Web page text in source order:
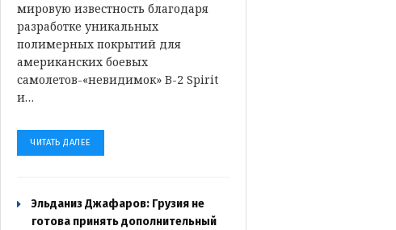
мировую известность благодаря
разработке уникальных
полимерных покрытий для
американских боевых
самолетов-«невидимок» B-2 Spirit
и…
ЧИТАТЬ ДАЛЕЕ
Эльданиз Джафаров: Грузия не
готова принять дополнительный